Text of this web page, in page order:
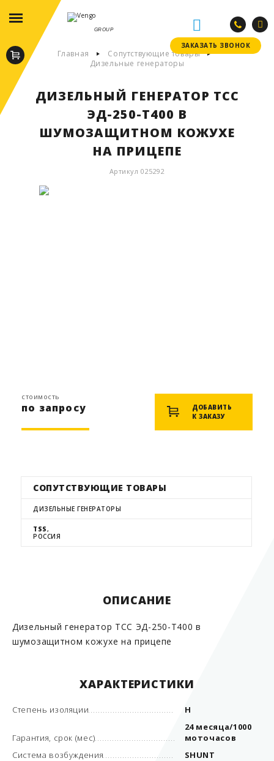
ЗАКАЗАТЬ ЗВОНОК
ЗАКАЗАТЬ ЗВОНОК
GROUP
Главная
Сопутствующие товары
Дизельные генераторы
ДИЗЕЛЬНЫЙ ГЕНЕРАТОР ТСС
ЭД-250-Т400 В
ШУМОЗАЩИТНОМ КОЖУХЕ
НА ПРИЦЕПЕ
Артикул 025292
стоимость
по запросу
ДОБАВИТЬ
К ЗАКАЗУ
СОПУТСТВУЮЩИЕ ТОВАРЫ
ДИЗЕЛЬНЫЕ ГЕНЕРАТОРЫ
TSS,
РОССИЯ
ОПИСАНИЕ
Дизельный генератор ТСС ЭД-250-Т400 в
шумозащитном кожухе на прицепе
ХАРАКТЕРИСТИКИ
Степень изоляции Н
Гарантия, срок (мес)
24 месяца/1000
моточасов
Система возбуждения
SHUNT